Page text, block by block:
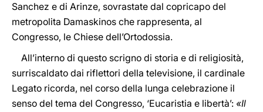
Sanchez e di Arinze, sovrastate dal copricapo del
metropolita Damaskinos che rappresenta, al
Congresso, le Chiese dell’Ortodossia.
All’interno di questo scrigno di storia e di religiosità,
surriscaldato dai riflettori della televisione, il cardinale
Legato ricorda, nel corso della lunga celebrazione il
senso del tema del Congresso, ‘Eucaristia e libertà’: «Il